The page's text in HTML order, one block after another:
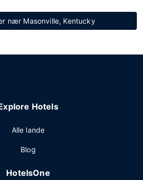
nær Masonville, Kentucky
Hotels
Alle lande
Blog
HotelsOne